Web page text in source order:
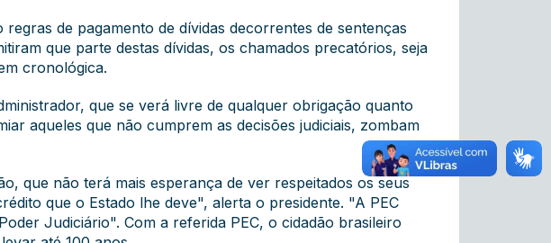
de pagamento de dívidas decorrentes de sentenças
que parte destas dívidas, os chamados precatórios, seja
cronológica.
que se verá livre de qualquer obrigação quanto
aqueles que não cumprem as decisões judiciais, zombam
que não terá mais esperança de ver respeitados os seus
que o Estado lhe deve", alerta o presidente. "A PEC
Judiciário". Com a referida PEC, o cidadão brasileiro